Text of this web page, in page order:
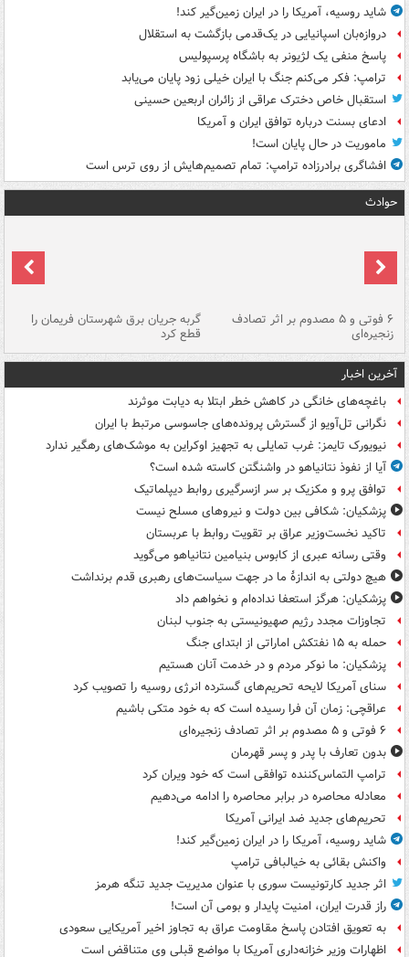
شاید روسیه، آمریکا را در ایران زمین‌گیر کند!
دروازه‌بان اسپانیایی در یک‌قدمی بازگشت به استقلال
پاسخ منفی یک لژیونر به باشگاه پرسپولیس
ترامپ: فکر می‌کنم جنگ با ایران خیلی زود پایان می‌یابد
استقبال خاص دخترک عراقی از زائران اربعین حسینی
ادعای بسنت درباره توافق ایران و آمریکا
ماموریت در حال پایان است!
افشاگری برادرزاده ترامپ: تمام تصمیم‌هایش از روی ترس است
حوادث
۶ فوتی و ۵ مصدوم بر اثر تصادف
زنجیره‌ای
گربه جریان برق شهرستان فریمان را
قطع کرد
آخرین اخبار
باغچه‌های خانگی در کاهش خطر ابتلا به دیابت موثرند
نگرانی تل‌آویو از گسترش پرونده‌های جاسوسی مرتبط با ایران
نیویورک تایمز: غرب تمایلی به تجهیز اوکراین به موشک‌های رهگیر ندارد
آیا از نفوذ نتانیاهو در واشنگتن کاسته شده است؟
توافق پرو و مکزیک بر سر ازسرگیری روابط دیپلماتیک
پزشکیان: شکافی بین دولت و نیروهای مسلح نیست
تاکید نخست‌وزیر عراق بر تقویت روابط با عربستان
وقتی رسانه عبری از کابوس بنیامین نتانیاهو می‌گوید
هیچ دولتی به اندازۀ ما در جهت سیاست‌های رهبری قدم برنداشت
پزشکیان: هرگز استعفا نداده‌ام و نخواهم داد
تجاوزات مجدد رژیم صهیونیستی به جنوب لبنان
حمله به ۱۵ نفتکش‌ اماراتی از ابتدای جنگ
پزشکیان: ما نوکر مردم و در خدمت آنان هستیم
سنای آمریکا لایحه تحریم‌های گسترده انرژی روسیه را تصویب کرد
عراقچی: زمان آن فرا رسیده است که به خود متکی باشیم
۶ فوتی و ۵ مصدوم بر اثر تصادف زنجیره‌ای
بدون تعارف با پدر و پسر قهرمان
ترامپ التماس‌کننده توافقی است که خود ویران کرد
معادله محاصره در برابر محاصره را ادامه می‌دهیم
تحریم‌های جدید ضد ایرانی آمریکا
شاید روسیه، آمریکا را در ایران زمین‌گیر کند!
واکنش بقائی به خیالبافی ترامپ
اثر جدید کارتونیست سوری با عنوان مدیریت جدید تنگه هرمز
راز قدرت ایران، امنیت پایدار و بومی آن است!
به تعویق افتادن پاسخ مقاومت عراق به تجاوز اخیر آمریکایی سعودی
اظهارات وزیر خزانه‌داری آمریکا با مواضع قبلی وی متناقض است